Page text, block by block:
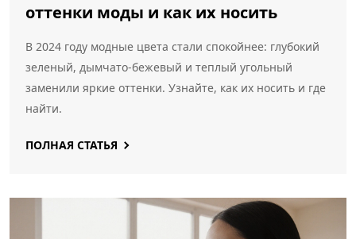
оттенки моды и как их носить
В 2024 году модные цвета стали спокойнее: глубокий
зеленый, дымчато-бежевый и теплый угольный
заменили яркие оттенки. Узнайте, как их носить и где
найти.
ПОЛНАЯ СТАТЬЯ